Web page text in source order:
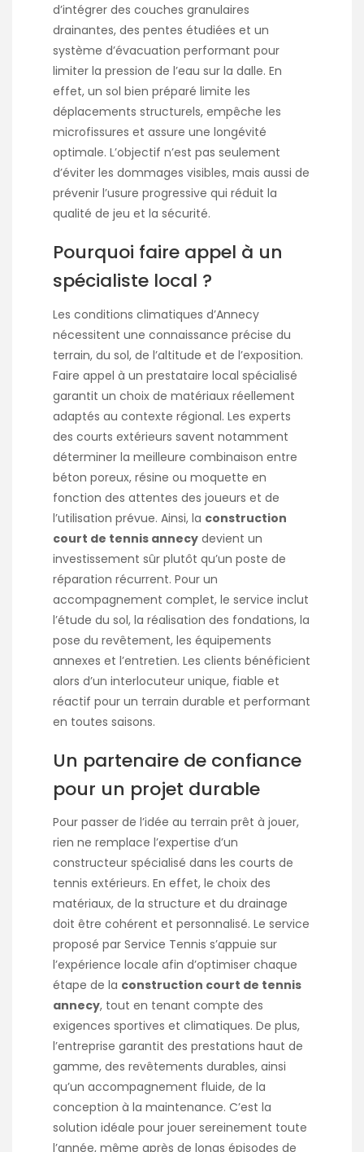
d’intégrer des couches granulaires
drainantes, des pentes étudiées et un
système d’évacuation performant pour
limiter la pression de l’eau sur la dalle. En
effet, un sol bien préparé limite les
déplacements structurels, empêche les
microfissures et assure une longévité
optimale. L’objectif n’est pas seulement
d’éviter les dommages visibles, mais aussi de
prévenir l’usure progressive qui réduit la
qualité de jeu et la sécurité.
Pourquoi faire appel à un
spécialiste local ?
Les conditions climatiques d’Annecy
nécessitent une connaissance précise du
terrain, du sol, de l’altitude et de l’exposition.
Faire appel à un prestataire local spécialisé
garantit un choix de matériaux réellement
adaptés au contexte régional. Les experts
des courts extérieurs savent notamment
déterminer la meilleure combinaison entre
béton poreux, résine ou moquette en
fonction des attentes des joueurs et de
l’utilisation prévue. Ainsi, la construction
court de tennis annecy devient un
investissement sûr plutôt qu’un poste de
réparation récurrent. Pour un
accompagnement complet, le service inclut
l’étude du sol, la réalisation des fondations, la
pose du revêtement, les équipements
annexes et l’entretien. Les clients bénéficient
alors d’un interlocuteur unique, fiable et
réactif pour un terrain durable et performant
en toutes saisons.
Un partenaire de confiance
pour un projet durable
Pour passer de l’idée au terrain prêt à jouer,
rien ne remplace l’expertise d’un
constructeur spécialisé dans les courts de
tennis extérieurs. En effet, le choix des
matériaux, de la structure et du drainage
doit être cohérent et personnalisé. Le service
proposé par Service Tennis s’appuie sur
l’expérience locale afin d’optimiser chaque
étape de la construction court de tennis
annecy, tout en tenant compte des
exigences sportives et climatiques. De plus,
l’entreprise garantit des prestations haut de
gamme, des revêtements durables, ainsi
qu’un accompagnement fluide, de la
conception à la maintenance. C’est la
solution idéale pour jouer sereinement toute
l’année, même après de longs épisodes de